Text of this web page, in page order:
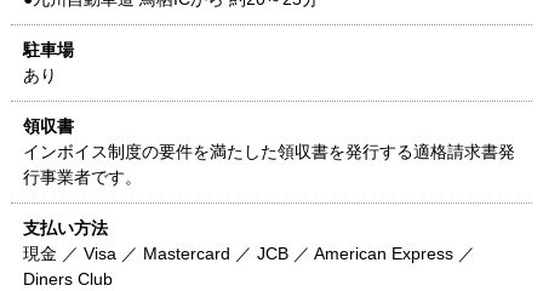
駐車場
あり
領収書
インボイス制度の要件を満たした領収書を発行する適格請求書発
行事業者です。
支払い方法
現金 ／ Visa ／ Mastercard ／ JCB ／ American Express ／
Diners Club